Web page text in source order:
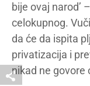
bije ovaj narod’
celokupnog.
da će da ispita
privatizacija i
nikad ne govore